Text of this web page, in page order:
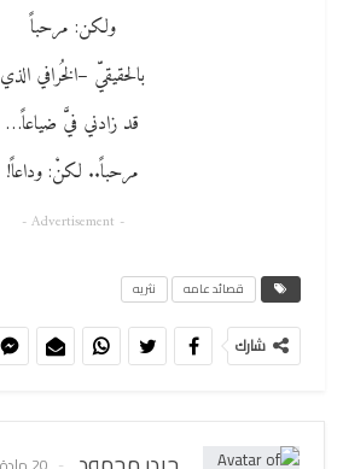
ولكن: مرحباً
بالحقيقيّ –الخُرافي الذي
قد زادني فيَّ ضياعاً…
مرحباً.. لكنْ: وداعاً!
- Advertisement -
قصائد عامه نثريه
شارك